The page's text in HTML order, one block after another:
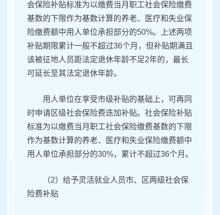
会保险补贴标准为以缴费当月职工社会保险缴费
基数的下限作为基数计算的养老、医疗和失业保
险缴费额中用人单位承担部分的50%。上述两项
补贴期限累计一般不超过36个月，但补贴期满且
该被征地人员距法定退休年龄不足2年的，最长
可延长至其法定退休年龄。
用人单位在享受市级补贴的基础上，可再同
时申请区级社会保险费迭加补贴。社会保险补贴
标准为以缴费当月职工社会保险缴费基数的下限
作为基数计算的养老、医疗和失业保险缴费额中
用人单位承担部分的30%，累计不超过36个月。
（2）给予灵活就业人员市、区两级社会保
险费补贴